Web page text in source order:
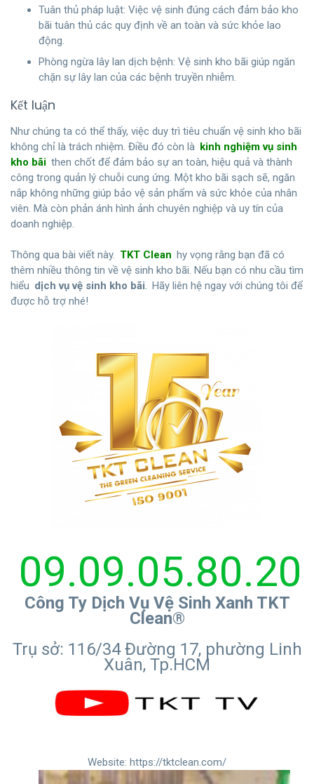
Tuân thủ pháp luật: Việc vệ sinh đúng cách đảm bảo kho
bãi tuân thủ các quy định về an toàn và sức khỏe lao
động.
Phòng ngừa lây lan dịch bệnh: Vệ sinh kho bãi giúp ngăn
chặn sự lây lan của các bệnh truyền nhiễm.
Kết luận
Như chúng ta có thể thấy, việc duy trì tiêu chuẩn vệ sinh kho bãi
không chỉ là trách nhiệm. Điều đó còn là kinh nghiệm vụ sinh
kho bãi then chốt để đảm bảo sự an toàn, hiệu quả và thành
công trong quản lý chuỗi cung ứng. Một kho bãi sạch sẽ, ngăn
nắp không những giúp bảo vệ sản phẩm và sức khỏe của nhân
viên. Mà còn phản ánh hình ảnh chuyên nghiệp và uy tín của
doanh nghiệp.
Thông qua bài viết này. TKT Clean hy vọng rằng bạn đã có
thêm nhiều thông tin về vệ sinh kho bãi. Nếu bạn có nhu cầu tìm
hiểu dịch vụ vệ sinh kho bãi. Hãy liên hệ ngay với chúng tôi để
được hỗ trợ nhé!
09.09.05.80.20
Công Ty Dịch Vụ Vệ Sinh Xanh TKT
Clean®
Trụ sở: 116/34 Đường 17, phường Linh
Xuân, Tp.HCM
Website: https://tktclean.com/